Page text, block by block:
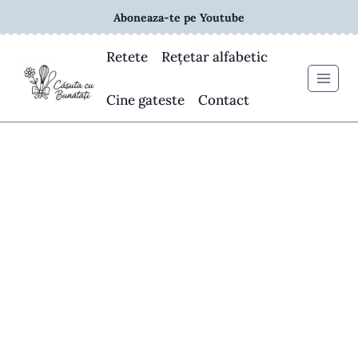
to
Aboneaza-te pe Youtube
Retete Rețetar alfabetic
Cine gateste Contact